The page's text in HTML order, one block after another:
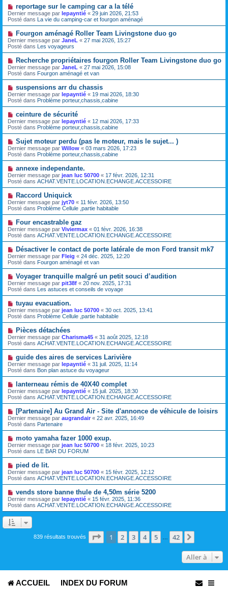
a
u
m
e
s
a
g
e
N
o
u
v
e
a
u
m
e
s
a
g
reportage sur le camping car a la télé
Dernier message par lepayntié « 29 juin 2026, 21:53
Posté dans La vie du camping-car et fourgon aménagé
N
o
u
v
e
a
u
m
e
s
s
a
g
Fourgon aménagé Roller Team Livingstone duo go
Dernier message par JaneL « 27 mai 2026, 15:27
Posté dans Les voyageurs
N
o
u
v
a
u
m
e
s
s
a
g
e
Recherche propriétaires fourgon Roller Team Livingstone duo go
Dernier message par JaneL « 27 mai 2026, 15:08
Posté dans Fourgon aménagé et van
N
o
u
v
a
u
m
e
s
s
a
g
suspensions arr du chassis
Dernier message par lepayntié « 19 mai 2026, 18:30
Posté dans Problème porteur,chassis,cabine
N
o
u
v
e
a
u
m
e
s
s
a
g
e
ceinture de sécurité
Dernier message par lepayntié « 12 mai 2026, 17:33
Posté dans Problème porteur,chassis,cabine
N
o
u
v
a
u
m
e
s
a
g
e
Sujet moteur perdu (pas le moteur, mais le sujet... )
Dernier message par Willow « 03 mars 2026, 17:23
Posté dans Problème porteur,chassis,cabine
N
o
u
v
e
a
u
m
e
s
a
g
e
annexe independante.
Dernier message par jean luc 50700 « 17 févr. 2026, 12:31
Posté dans ACHAT.VENTE.LOCATION.ECHANGE.ACCESSOIRE
N
o
u
v
e
a
u
m
e
s
a
g
e
Raccord Uniquick
Dernier message par jyt70 « 11 févr. 2026, 13:50
Posté dans Problème Cellule ,partie habitable
N
o
u
v
e
a
u
m
e
s
s
a
g
e
Four encastrable gaz
Dernier message par Viviermax « 01 févr. 2026, 16:38
Posté dans ACHAT.VENTE.LOCATION.ECHANGE.ACCESSOIRE
N
o
u
v
e
a
u
m
e
s
s
a
g
e
Désactiver le contact de porte latérale de mon Ford transit mk7
Dernier message par Fleig « 24 déc. 2025, 12:20
Posté dans Fourgon aménagé et van
N
o
u
v
a
u
m
e
s
a
g
Voyager tranquille malgré un petit souci d’audition
Dernier message par pit38f « 20 nov. 2025, 17:31
Posté dans Les astuces et conseils de voyage
N
o
u
v
e
a
u
m
e
s
s
a
g
e
tuyau evacuation.
Dernier message par jean luc 50700 « 30 oct. 2025, 13:41
Posté dans Problème Cellule ,partie habitable
N
o
u
v
a
u
m
e
s
a
g
e
Pièces détachées
Dernier message par Charisma45 « 31 août 2025, 12:18
Posté dans ACHAT.VENTE.LOCATION.ECHANGE.ACCESSOIRE
N
o
u
v
e
a
u
m
e
s
a
g
guide des aires de services Larivière
Dernier message par lepayntié « 31 juil. 2025, 11:14
Posté dans Bon plan astuce du voyageur
N
o
u
v
e
u
m
e
s
s
a
g
lanterneau rémis de 40X40 complet
Dernier message par lepayntié « 15 juil. 2025, 18:30
Posté dans ACHAT.VENTE.LOCATION.ECHANGE.ACCESSOIRE
N
o
u
v
a
u
m
e
s
s
a
g
[Partenaire] Au Grand Air - Site d'annonce de véhicule de loisirs
Dernier message par augrandair « 22 avr. 2025, 16:49
Posté dans Partenaire
N
o
u
v
u
m
e
s
s
a
g
e
moto yamaha fazer 1000 exup.
Dernier message par jean luc 50700 « 18 févr. 2025, 10:23
Posté dans LE BAR DU FORUM
N
o
u
v
a
u
m
e
s
s
pied de lit.
Dernier message par jean luc 50700 « 15 févr. 2025, 12:12
Posté dans ACHAT.VENTE.LOCATION.ECHANGE.ACCESSOIRE
N
o
u
v
e
a
u
e
vends store banne thule de 4,50m série 5200
Dernier message par lepayntié « 15 févr. 2025, 11:36
Posté dans ACHAT.VENTE.LOCATION.ECHANGE.ACCESSOIRE
839 résultats trouvés Page 1sur42
1 2 3 4 5 42
Aller à
ACCUEIL INDEX DU FORUM